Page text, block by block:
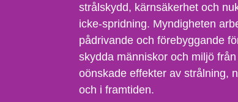
strålskydd, kärnsäkerhet och
icke-spridning. Myndigheten
pådrivande och förebyggande
skydda människor och miljö från
oönskade effekter av strålning,
och i framtiden.